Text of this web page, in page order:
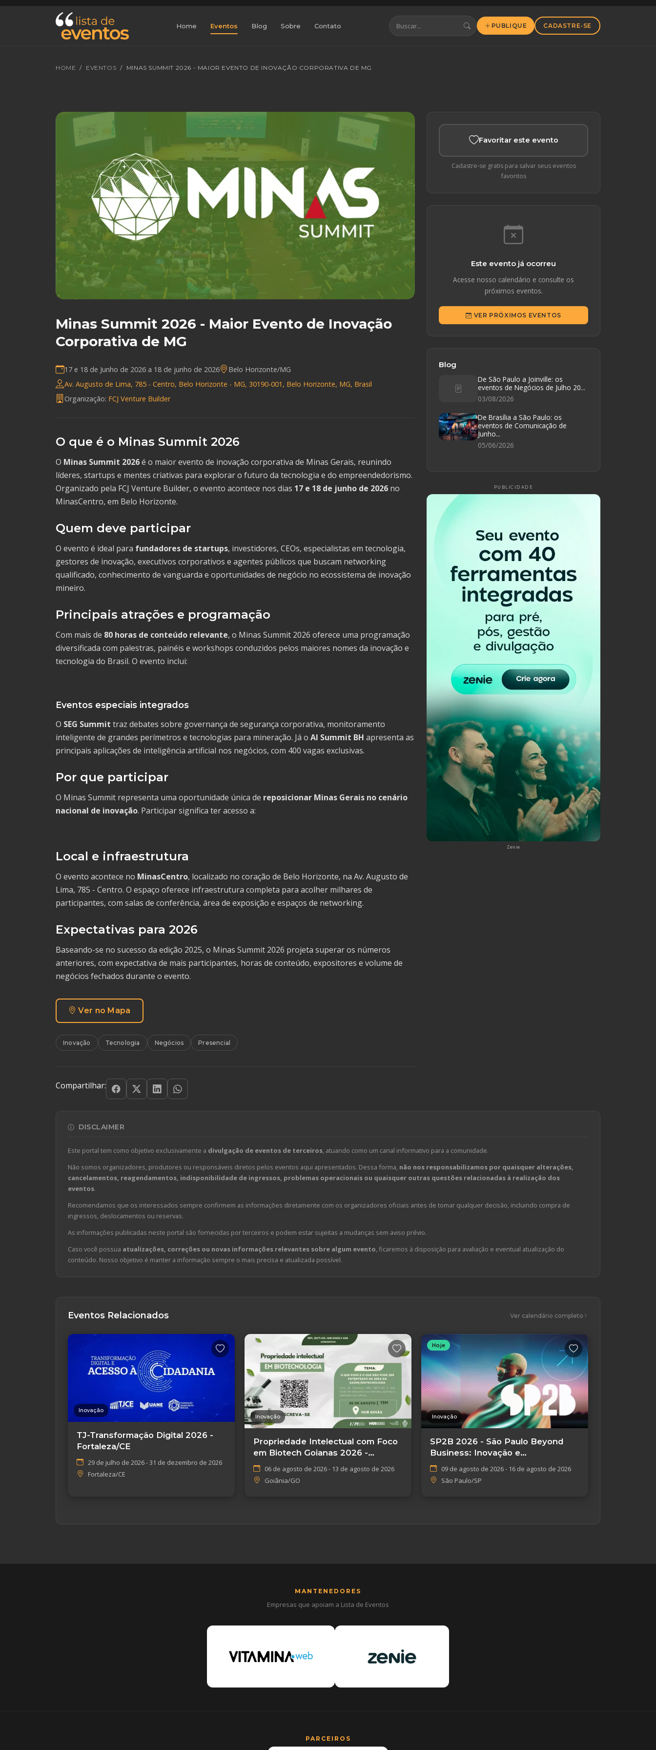
Home Eventos Blog Sobre Contato PUBLIQUE CADASTRE-SE
HOME EVENTOS MINAS SUMMIT 2026 - MAIOR EVENTO DE INOVAÇÃO CORPORATIVA DE MG
Minas Summit 2026 - Maior Evento de Inovação
Corporativa de MG
17 e 18 de Junho de 2026 a 18 de junho de 2026
Belo Horizonte/MG
Av. Augusto de Lima, 785 - Centro, Belo Horizonte - MG, 30190-001, Belo Horizonte, MG, Brasil
Organização: FCJ Venture Builder
O que é o Minas Summit 2026
O Minas Summit 2026é o maior evento de inovação corporativa de Minas Gerais, reunindo
líderes, startups e mentes criativas para explorar o futuro da tecnologia e do empreendedorismo.
Organizado pela FCJ Venture Builder, o evento acontece nos dias 17 e 18 de junho de 2026 no
MinasCentro, em Belo Horizonte.
Quem deve participar
O evento é ideal para fundadores de startups, investidores, CEOs, especialistas em tecnologia,
gestores de inovação, executivos corporativos e agentes públicos que buscam networking
qualificado, conhecimento de vanguarda e oportunidades de negócio no ecossistema de inovação
mineiro.
Principais atrações e programação
Com mais de 80 horas de conteúdo relevante, o Minas Summit 2026 oferece uma programação
diversificada com palestras, painéis e workshops conduzidos pelos maiores nomes da inovação e
tecnologia do Brasil. O evento inclui:
Eventos especiais integrados
O SEG Summit traz debates sobre governança de segurança corporativa, monitoramento
inteligente de grandes perímetros e tecnologias para mineração. Já o AI Summit BH apresenta as
principais aplicações de inteligência artificial nos negócios, com 400 vagas exclusivas.
Por que participar
O Minas Summit representa uma oportunidade única de reposicionar Minas Gerais no cenário
nacional de inovação. Participar significa ter acesso a:
Local e infraestrutura
O evento acontece no MinasCentro, localizado no coração de Belo Horizonte, na Av. Augusto de
Lima, 785 - Centro. O espaço oferece infraestrutura completa para acolher milhares de
participantes, com salas de conferência, área de exposição e espaços de networking.
Expectativas para 2026
Baseando-se no sucesso da edição 2025, o Minas Summit 2026 projeta superar os números
anteriores, com expectativa de mais participantes, horas de conteúdo, expositores e volume de
negócios fechados durante o evento.
Ver no Mapa
Inovação Tecnologia Negócios Presencial
Compartilhar:
Favoritar este evento
Cadastre-se gratis para salvar seus eventos
favoritos
Este evento já ocorreu
Acesse nosso calendário e consulte os
próximos eventos.
VER PRÓXIMOS EVENTOS
Blog
De São Paulo a Joinville: os
eventos de Negócios de Julho 20...
03/08/2026
De Brasília a São Paulo: os
eventos de Comunicação de
Junho...
05/06/2026
PUBLICIDADE
Zenie
DISCLAIMER
Este portal tem como objetivo exclusivamente a divulgação de eventos de terceiros, atuando como um canal informativo para a comunidade.
Não somos organizadores, produtores ou responsáveis diretos pelos eventos aqui apresentados. Dessa forma, não nos responsabilizamos por quaisquer alterações,
cancelamentos, reagendamentos, indisponibilidade de ingressos, problemas operacionais ou quaisquer outras questões relacionadas à realização dos
eventos.
Recomendamos que os interessados sempre confirmem as informações diretamente com os organizadores oficiais antes de tomar qualquer decisão, incluindo compra de
ingressos, deslocamentos ou reservas.
As informações publicadas neste portal são fornecidas por terceiros e podem estar sujeitas a mudanças sem aviso prévio.
Caso você possua atualizações, correções ou novas informações relevantes sobre algum evento, ficaremos à disposição para avaliação e eventual atualização do
conteúdo. Nosso objetivo é manter a informação sempre o mais precisa e atualizada possível.
Eventos Relacionados Ver calendário completo
Inovação
TJ-Transformação Digital 2026 -
Fortaleza/CE
29 de julho de 2026 - 31 de dezembro de 2026
Fortaleza/CE
Inovação
Propriedade Intelectual com Foco
em Biotech Goianas 2026 -
Goiânia/GO
06 de agosto de 2026 - 13 de agosto de 2026
Goiânia/GO
Hoje
Inovação
SP2B 2026 - São Paulo Beyond
Business: Inovação e
Empreendedorismo
09 de agosto de 2026 - 16 de agosto de 2026
São Paulo/SP
MANTENEDORES
Empresas que apoiam a Lista de Eventos
PARCEIROS